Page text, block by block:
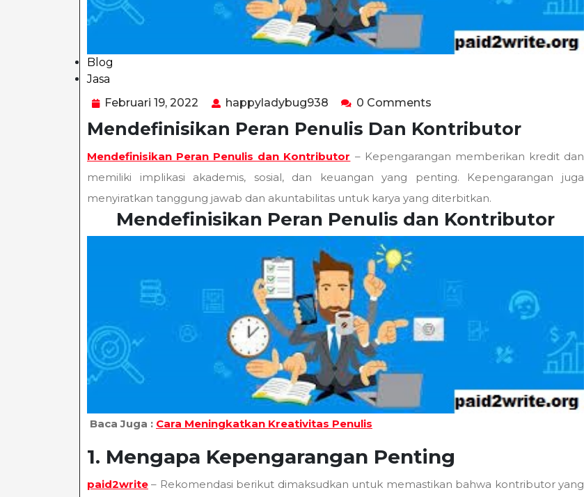
Blog
Jasa
Category
Februari 19, 2022
Februari
2022
happyladybug938 happyladybug938
0 Comments
Mendefinisikan Peran Penulis Dan Kontributor
Mendefinisikan Peran Penulis dan Kontributor – Kepengarangan memberikan kredit dan
memiliki implikasi akademis, sosial, dan keuangan yang penting. Kepengarangan juga
menyiratkan tanggung jawab dan akuntabilitas untuk karya yang diterbitkan.
Mendefinisikan Peran Penulis dan Kontributor
Baca Juga : Cara Meningkatkan Kreativitas Penulis
1. Mengapa Kepengarangan Penting
paid2write – Rekomendasi berikut dimaksudkan untuk memastikan bahwa kontributor yang